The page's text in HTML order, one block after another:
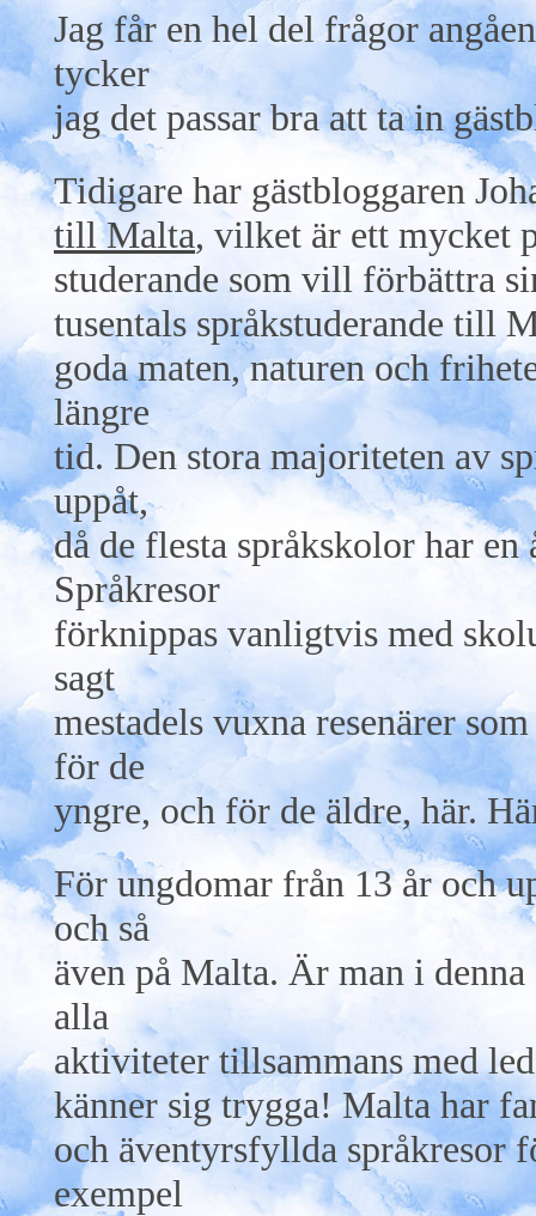
Jag får en hel del frågor
tycker
jag det passar bra att ta in
Tidigare har gästbloggaren
till Malta, vilket är ett mycket
studerande som vill förbättra
tusentals språkstuderande till
goda maten, naturen och
längre
tid. Den stora majoriteten av
uppåt,
då de flesta språkskolor har en
Språkresor
förknippas vanligtvis med
sagt
mestadels vuxna resenärer
för de
yngre, och för de äldre, här.
För ungdomar från 13 år och
och så
även på Malta. Är man i
alla
aktiviteter tillsammans med
känner sig trygga! Malta har
och äventyrsfyllda språkresor
exempel